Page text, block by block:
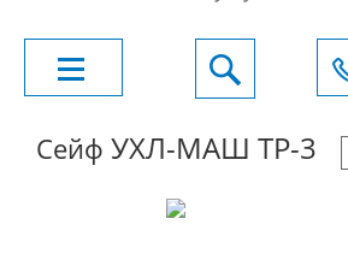
Сейф УХЛ-МАШ ТР-3